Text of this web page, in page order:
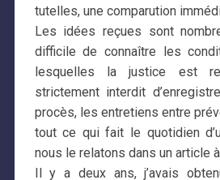
tutelles, une comparution
Les idées reçues sont
difficile de connaître les
lesquelles la justice est
strictement interdit
procès, les entretiens entre
tout ce qui fait le quotidien
nous le relatons dans un article
Il y a deux ans, j’avais